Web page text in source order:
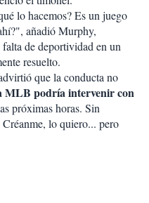
lo hacemos? Es un juego
añadió Murphy,
de deportividad en un
resuelto.
que la conducta no
MLB podría intervenir con
próximas horas. Sin
lo quiero... pero